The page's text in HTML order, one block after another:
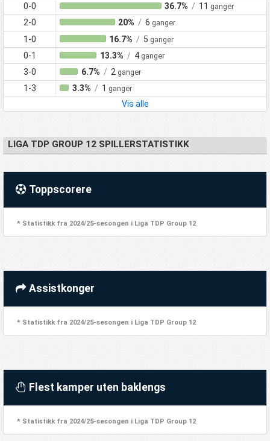
0-0 36.7% / 11 ganger
2-0 20% / 6 ganger
1-0 16.7% / 5 ganger
0-1 13.3% / 4 ganger
3-0 6.7% / 2 ganger
1-3 3.3% / 1 ganger
Vis alle
LIGA TDP GROUP 12 SPILLERSTATISTIKK
Toppscorere
* Statistikk fra 2024/25-sesongen i Liga TDP Group 12
Assistkonger
* Statistikk fra 2024/25-sesongen i Liga TDP Group 12
Flest kamper uten baklengs
* Statistikk fra 2024/25-sesongen i Liga TDP Group 12